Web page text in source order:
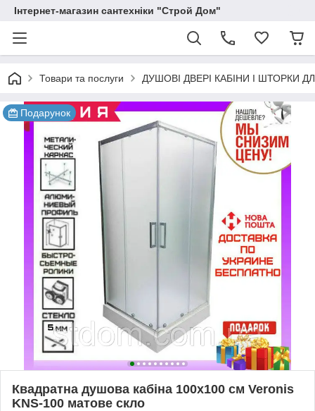
Інтернет-магазин сантехніки "Строй Дом"
Товари та послуги ДУШОВІ ДВЕРІ КАБІНИ І ШТОРКИ
Подарунок
Квадратна душова кабіна 100х100 см Veronis
KNS-100 матове скло